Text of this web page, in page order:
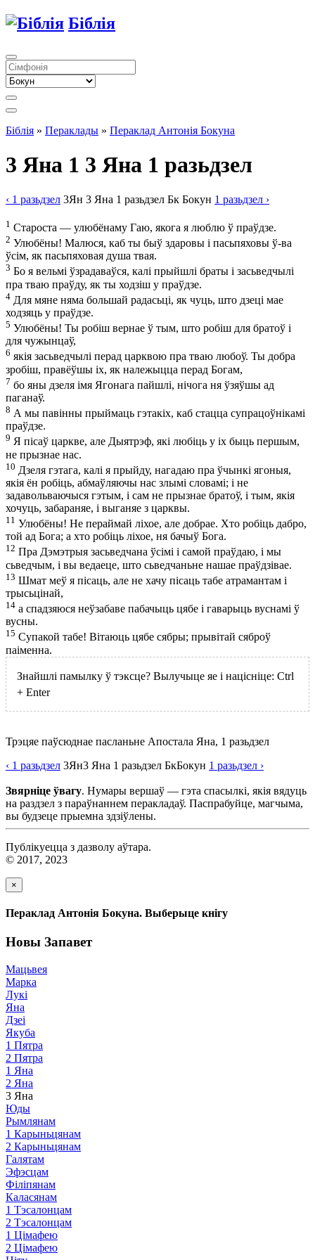
Біблія
Біблія » Пераклады » Пераклад Антонія Бокуна
3 Яна 1 3 Яна 1 разьдзел
‹ 1 разьдзел 3Ян 3 Яна 1 разьдзел Бк Бокун 1 разьдзел ›
1 Староста — улюбёнаму Гаю, якога я люблю ў праўдзе.
2 Улюбёны! Малюся, каб ты быў здаровы і пасьпяховы ў-ва
ўсім, як пасьпяховая душа твая.
3 Бо я вельмі ўзрадаваўся, калі прыйшлі браты і засьведчылі
пра тваю праўду, як ты ходзіш у праўдзе.
4 Для мяне няма большай радасьці, як чуць, што дзеці мае
ходзяць у праўдзе.
5 Улюбёны! Ты робіш вернае ў тым, што робіш для братоў і
для чужынцаў,
6 якія засьведчылі перад царквою пра тваю любоў. Ты добра
зробіш, правёўшы іх, як належыцца перад Богам,
7 бо яны дзеля імя Ягонага пайшлі, нічога ня ўзяўшы ад
паганаў.
8 А мы павінны прыймаць гэтакіх, каб стацца супрацоўнікамі
праўдзе.
9 Я пісаў царкве, але Дыятрэф, які любіць у іх быць першым,
не прызнае нас.
10 Дзеля гэтага, калі я прыйду, нагадаю пра ўчынкі ягоныя,
якія ён робіць, абмаўляючы нас злымі словамі; і не
задавольваючыся гэтым, і сам не прызнае братоў, і тым, якія
хочуць, забараняе, і выганяе з царквы.
11 Улюбёны! Не пераймай ліхое, але добрае. Хто робіць дабро,
той ад Бога; а хто робіць ліхое, ня бачыў Бога.
12 Пра Дэмэтрыя засьведчана ўсімі і самой праўдаю, і мы
сьведчым, і вы ведаеце, што сьведчаньне нашае праўдзівае.
13 Шмат меў я пісаць, але не хачу пісаць табе атрамантам і
трысьцінай,
14 а спадзяюся неўзабаве пабачыць цябе і гаварыць вуснамі ў
вусны.
15 Супакой табе! Вітаюць цябе сябры; прывітай сяброў
паіменна.
Знайшлі памылку ў тэксце? Вылучыце яе і націсніце: Ctrl
+ Enter
Трэцяе паўсюднае пасланьне Апостала Яна, 1 разьдзел
‹ 1 разьдзел 3Ян3 Яна 1 разьдзел БкБокун 1 разьдзел ›
Звярніце ўвагу. Нумары вершаў — гэта спасылкі, якія вядуць
на раздзел з параўнаннем перакладаў. Паспрабуйце, магчыма,
вы будзеце прыемна здзіўлены.
Публікуецца з дазволу аўтара.
© 2017, 2023
×
Пераклад Антонія Бокуна. Выберыце кнігу
Новы Запавет
Мацьвея
Марка
Лукі
Яна
Дзеі
Якуба
1 Пятра
2 Пятра
1 Яна
2 Яна
3 Яна
Юды
Рымлянам
1 Карыньцянам
2 Карыньцянам
Галятам
Эфэсцам
Філіпянам
Каласянам
1 Тэсалонцам
2 Тэсалонцам
1 Цімафею
2 Цімафею